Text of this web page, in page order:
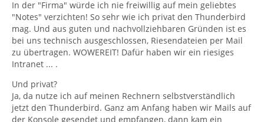
In der "Firma" würde ich nie freiwillig auf mein geliebtes
"Notes" verzichten! So sehr wie ich privat den Thunderbird
mag. Und aus guten und nachvollziehbaren Gründen ist es
bei uns technisch ausgeschlossen, Riesendateien per Mail
zu übertragen. WOWEREIT! Dafür haben wir ein riesiges
Intranet ... .
Und privat?
Ja, da nutze ich auf meinen Rechnern selbstverständlich
jetzt den Thunderbird. Ganz am Anfang haben wir Mails auf
der Konsole gesendet und empfangen, dann kam ein